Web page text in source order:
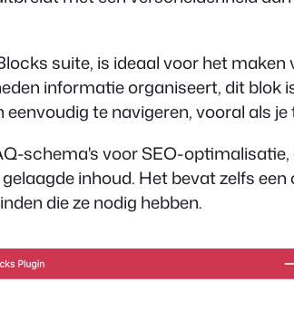
suite, is ideaal voor het maken
informatie organiseert, dit blok
te navigeren, vooral als
schema's voor SEO-
inhoud. Het bevat zelfs
die ze nodig hebben.